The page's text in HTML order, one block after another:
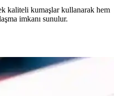
kaliteli kumaşlar kullanarak hem
imkanı sunulur.
burada.